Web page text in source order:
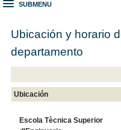
SUBMENU
Ubicación y horario
departamento
Ubicación
Escola Tècnica Superior